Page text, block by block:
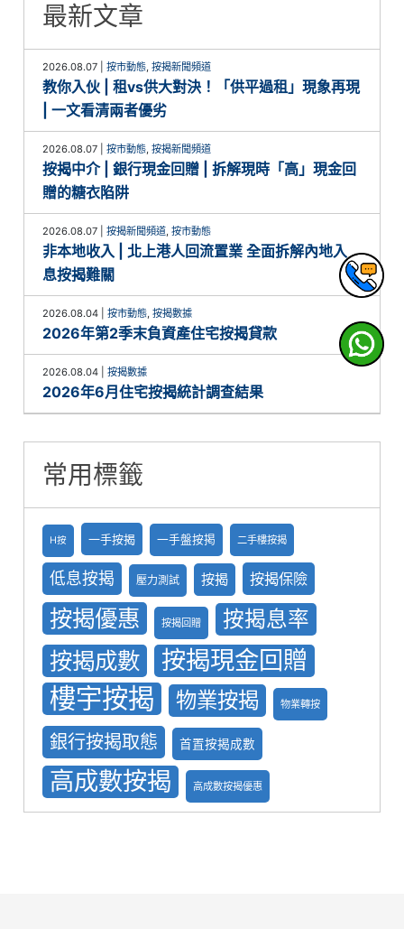
最新文章
2026.08.07 |按市動態,按揭新聞頻道
教你入伙 | 租vs供大對決！「供平過租」現象再現
| 一文看清兩者優劣
2026.08.07 |按市動態,按揭新聞頻道
按揭中介 | 銀行現金回贈 | 拆解現時「高」現金回
贈的糖衣陷阱
2026.08.07 |按揭新聞頻道,按市動態
非本地收入 | 北上港人回流置業 全面拆解內地入
息按揭難關
2026.08.04 |按市動態,按揭數據
2026年第2季末負資產住宅按揭貸款
2026.08.04 |按揭數據
2026年6月住宅按揭統計調查結果
常用標籤
H按 一手按揭 一手盤按掲 二手樓按揭
低息按揭 壓力測試 按揭 按揭保險
按揭優惠 按揭回贈 按揭息率
按揭成數 按揭現金回贈
樓宇按揭 物業按揭 物業轉按
銀行按揭取態 首置按揭成數
高成數按揭 高成數按揭優惠